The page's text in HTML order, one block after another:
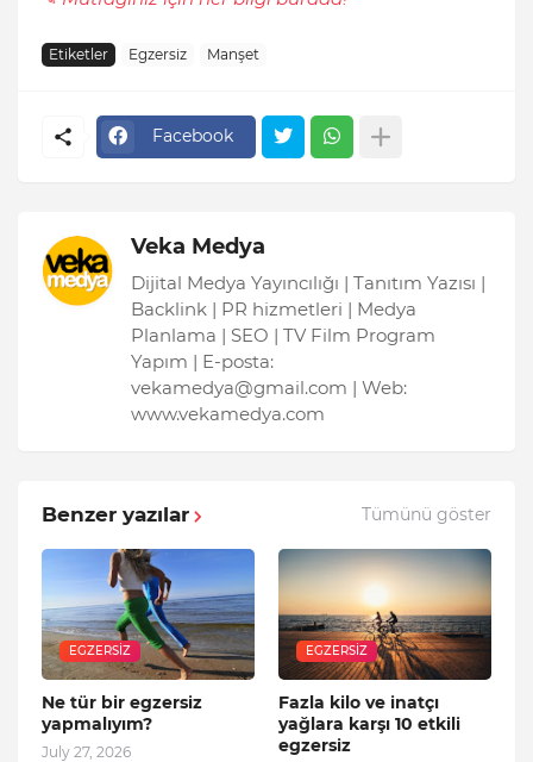
Etiketler Egzersiz Manşet
Facebook
Veka Medya
Dijital Medya Yayıncılığı | Tanıtım Yazısı |
Backlink | PR hizmetleri | Medya
Planlama | SEO | TV Film Program
Yapım | E-posta:
vekamedya@gmail.com | Web:
www.vekamedya.com
Benzer yazılar Tümünü göster
EGZERSIZ
Ne tür bir egzersiz
yapmalıyım?
July 27, 2026
EGZERSIZ
Fazla kilo ve inatçı
yağlara karşı 10 etkili
egzersiz